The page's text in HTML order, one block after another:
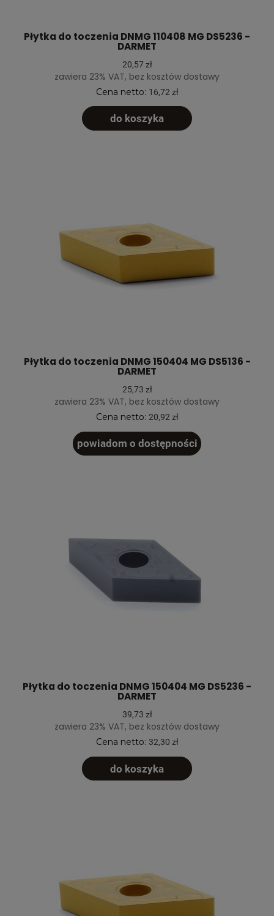
Płytka do toczenia DNMG 110408 MG DS5236 -
DARMET
20,57 zł
zawiera 23% VAT, bez kosztów dostawy
Cena netto: 16,72 zł
do koszyka
Płytka do toczenia DNMG 150404 MG DS5136 -
DARMET
25,73 zł
zawiera 23% VAT, bez kosztów dostawy
Cena netto: 20,92 zł
powiadom o dostępności
Płytka do toczenia DNMG 150404 MG DS5236 -
DARMET
39,73 zł
zawiera 23% VAT, bez kosztów dostawy
Cena netto: 32,30 zł
do koszyka